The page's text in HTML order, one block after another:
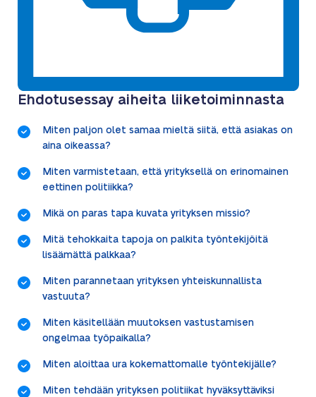
Ehdotusessay aiheita liiketoiminnasta
Miten paljon olet samaa mieltä siitä, että asiakas on
aina oikeassa?
Miten varmistetaan, että yrityksellä on erinomainen
eettinen politiikka?
Mikä on paras tapa kuvata yrityksen missio?
Mitä tehokkaita tapoja on palkita työntekijöitä
lisäämättä palkkaa?
Miten parannetaan yrityksen yhteiskunnallista
vastuuta?
Miten käsitellään muutoksen vastustamisen
ongelmaa työpaikalla?
Miten aloittaa ura kokemattomalle työntekijälle?
Miten tehdään yrityksen politiikat hyväksyttäviksi